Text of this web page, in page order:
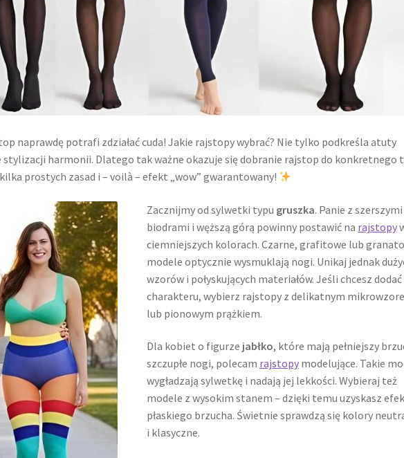
naprawdę potrafi zdziałać cuda! Jakie rajstopy wybrać? Nie tylko podkreśla atuty
stylizacji harmonii. Dlatego tak ważne okazuje się dobranie rajstop do konkretnego
prostych zasad i – voilà – efekt „wow” gwarantowany!
Zacznijmy od sylwetki typu gruszka. Panie z szerszymi
biodrami i węższą górą powinny postawić na rajstopy
ciemniejszych kolorach. Czarne, grafitowe lub
modele optycznie wysmuklają nogi. Unikaj jednak
wzorów i połyskujących materiałów. Jeśli chcesz dodać
charakteru, wybierz rajstopy z delikatnym
lub pionowym prążkiem.
Dla kobiet o figurze jabłko, które mają pełniejszy
szczupłe nogi, polecam rajstopymodelujące. Takie
wygładzają sylwetkę i nadają jej lekkości. Wybieraj też
modele z wysokim stanem – dzięki temu uzyskasz
płaskiego brzucha. Świetnie sprawdzą się kolory
i klasyczne.